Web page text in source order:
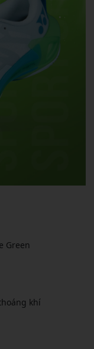
Green
khí